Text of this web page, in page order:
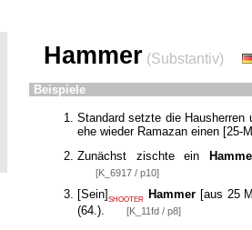
Hammer (Substantiv)
Beispiele
Standard setzte die
ehe wieder Ramazan einen [25-
Zunächst zischte ein
[K_6917 / p10]
[Sein] SHOOTER Hammer [aus 25
(64.).
[K_11fd / p8]